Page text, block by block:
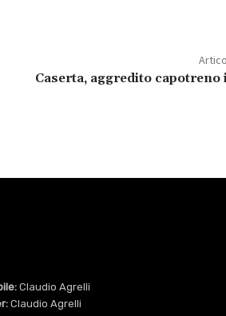
Caserta, aggredito capotreno
Claudio Agrelli
Claudio Agrelli